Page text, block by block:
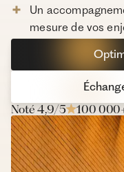
Un
mesure de vos
Noté 4,9/5
100